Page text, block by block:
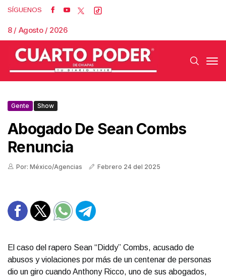
SÍGUENOS
8 / Agosto / 2026
Gente Show
Abogado De Sean Combs
Renuncia
Por: México/Agencias Febrero 24 del 2025
El caso del rapero Sean “Diddy” Combs, acusado de
abusos y violaciones por más de un centenar de personas
dio un giro cuando Anthony Ricco, uno de sus abogados,